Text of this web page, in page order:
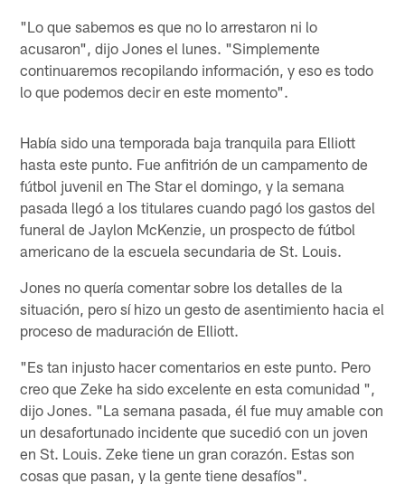
"Lo que sabemos es que no lo arrestaron ni lo
acusaron", dijo Jones el lunes. "Simplemente
continuaremos recopilando información, y eso es todo
lo que podemos decir en este momento".
Había sido una temporada baja tranquila para Elliott
hasta este punto. Fue anfitrión de un campamento de
fútbol juvenil en The Star el domingo, y la semana
pasada llegó a los titulares cuando pagó los gastos del
funeral de Jaylon McKenzie, un prospecto de fútbol
americano de la escuela secundaria de St. Louis.
Jones no quería comentar sobre los detalles de la
situación, pero sí hizo un gesto de asentimiento hacia el
proceso de maduración de Elliott.
"Es tan injusto hacer comentarios en este punto. Pero
creo que Zeke ha sido excelente en esta comunidad ",
dijo Jones. "La semana pasada, él fue muy amable con
un desafortunado incidente que sucedió con un joven
en St. Louis. Zeke tiene un gran corazón. Estas son
cosas que pasan, y la gente tiene desafíos".